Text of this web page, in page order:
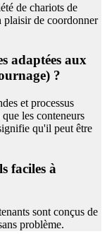
de chariots de
plaisir de coordonner
adaptées aux
?
et processus
les conteneurs
qu'il peut être
faciles à
sont conçus de
problème.